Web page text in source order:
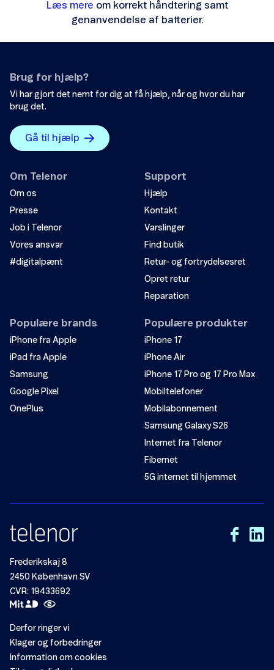
Læs mere om korrekt håndtering samt
genanvendelse af batterier.
Brug for hjælp?
Vi har gjort det nemt for dig at få hjælp, når og hvor du har
brug det.
Gå til hjælp
Om Telenor
Om os
Presse
Job i Telenor
Vores ansvar
#digitalpænt
Support
Hjælp
Kontakt
Varslinger
Find butik
Retur- og fortrydelsesret
Opret retur
Reparation
Populære brands
iPhone fra Apple
iPad fra Apple
Samsung
Google Pixel
OnePlus
Populære produkter
iPhone 17
iPhone Air
iPhone 17 Pro og 17 Pro Max
Mobiltelefoner
Mobilabonnement
Samsung Galaxy S26
Internet fra Telenor
Fibernet
5G internet til hjemmet
Frederikskaj 8
2450 København SV
CVR: 19433692
Derfor ringer vi
Klager og forbedringer
Information om cookies